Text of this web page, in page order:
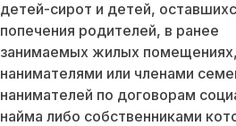
детей-сирот и детей,
попечения родителей, в ранее
занимаемых жилых помещениях,
нанимателями или членами
нанимателей по договорам
найма либо собственниками